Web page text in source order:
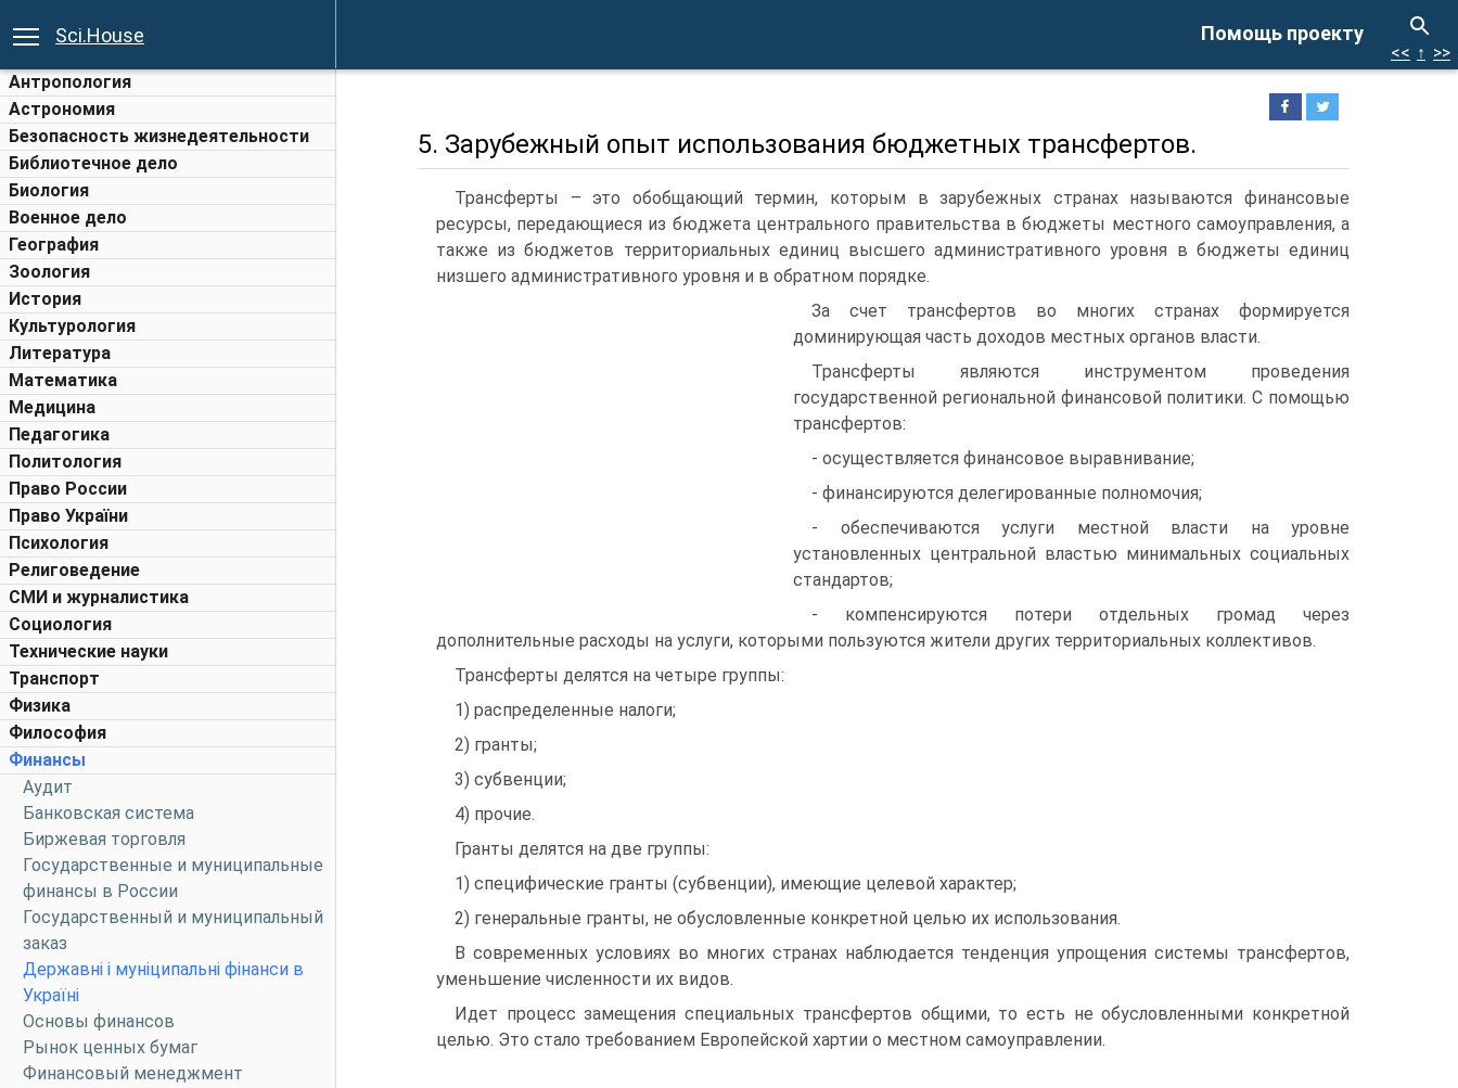
Помощь проекту
Sci.House
Антропология
Астрономия
Безопасность жизнедеятельности
Библиотечное дело
Биология
Военное дело
География
Зоология
История
Культурология
Литература
Математика
Медицина
Педагогика
Политология
Право России
Право України
Психология
Религоведение
СМИ и журналистика
Социология
Технические науки
Транспорт
Физика
Философия
Финансы
Аудит
Банковская система
Биржевая торговля
Государственные и муниципальные
финансы в России
Государственный и муниципальный
заказ
Державні і муніципальні фінанси в
Україні
Основы финансов
Рынок ценных бумаг
Финансовый менеджмент
<< ↑ >>
5. Зарубежный опыт использования бюджетных трансфертов.
Трансферты – это обобщающий термин, которым в зарубежных странах называются финансовые
ресурсы, передающиеся из бюджета центрального правительства в бюджеты местного самоуправления, а
также из бюджетов территориальных единиц высшего административного уровня в бюджеты единиц
низшего административного уровня и в обратном порядке.
За счет трансфертов во многих странах формируется
доминирующая часть доходов местных органов власти.
Трансферты являются инструментом проведения
государственной региональной финансовой политики. С помощью
трансфертов:
- осуществляется финансовое выравнивание;
- финансируются делегированные полномочия;
- обеспечиваются услуги местной власти на уровне
установленных центральной властью минимальных социальных
стандартов;
- компенсируются потери отдельных громад через
дополнительные расходы на услуги, которыми пользуются жители других территориальных коллективов.
Трансферты делятся на четыре группы:
1) распределенные налоги;
2) гранты;
3) субвенции;
4) прочие.
Гранты делятся на две группы:
1) специфические гранты (субвенции), имеющие целевой характер;
2) генеральные гранты, не обусловленные конкретной целью их использования.
В современных условиях во многих странах наблюдается тенденция упрощения системы трансфертов,
уменьшение численности их видов.
Идет процесс замещения специальных трансфертов общими, то есть не обусловленными конкретной
целью. Это стало требованием Европейской хартии о местном самоуправлении.